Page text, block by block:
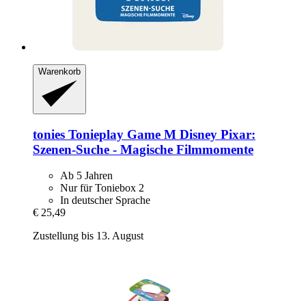
Warenkorb
tonies Tonieplay Game M Disney Pixar:
Szenen-​Suche -​ Magische Filmmomente
Ab 5 Jahren
Nur für Toniebox 2
In deutscher Sprache
€ 25,49
Zustellung bis 13. August